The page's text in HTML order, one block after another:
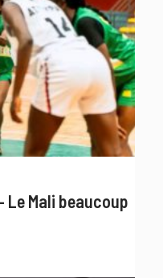
Le Mali beaucoup